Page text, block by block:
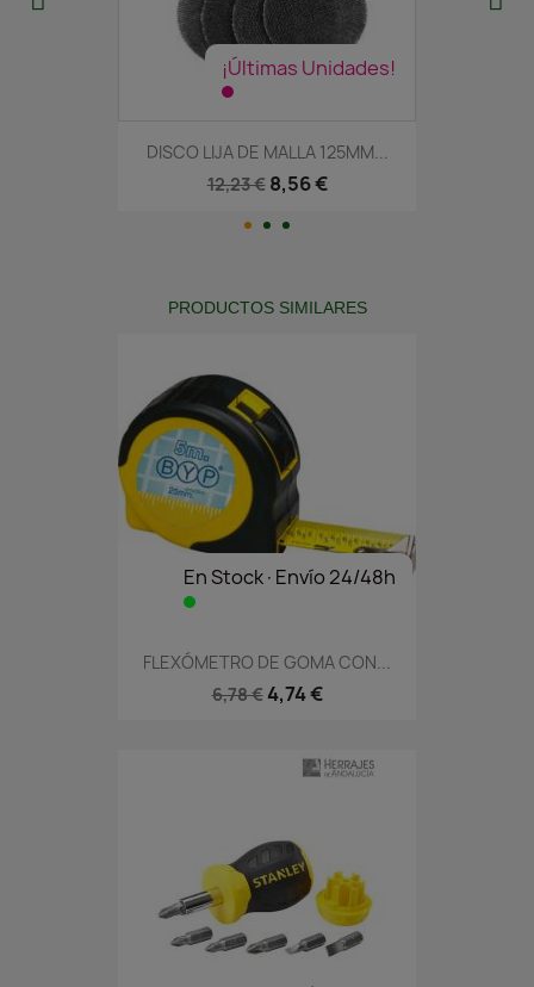
¡Últimas Unidades!
DISCO LIJA DE MALLA 125MM...
12,23 € 8,56 €
PRODUCTOS SIMILARES
En Stock·Envío 24/48h
FLEXÓMETRO DE GOMA CON...
6,78 € 4,74 €